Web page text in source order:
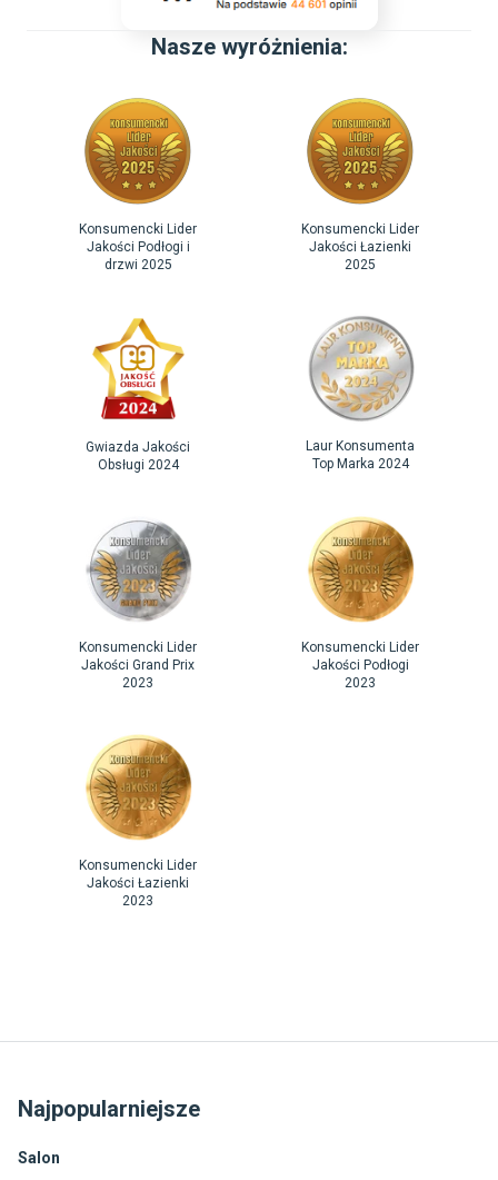
Nasze wyróżnienia:
Konsumencki Lider
Jakości Podłogi i
drzwi 2025
Konsumencki Lider
Jakości Łazienki
2025
Gwiazda Jakości
Obsługi 2024
Laur Konsumenta
Top Marka 2024
Konsumencki Lider
Jakości Grand Prix
2023
Konsumencki Lider
Jakości Podłogi
2023
Konsumencki Lider
Jakości Łazienki
2023
Najpopularniejsze
Salon